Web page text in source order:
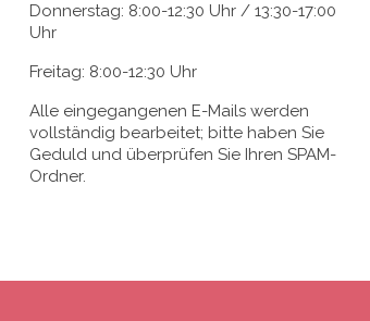
Donnerstag: 8:00-12:30 Uhr / 13:30-17:00
Uhr
Freitag: 8:00-12:30 Uhr
Alle eingegangenen E-Mails werden
vollständig bearbeitet; bitte haben Sie
Geduld und überprüfen Sie Ihren SPAM-
Ordner.